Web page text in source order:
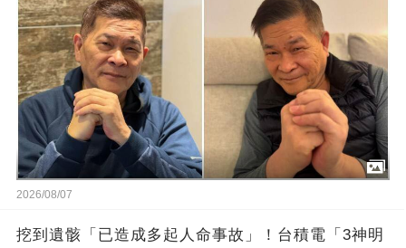
2026/08/07
挖到遺骸「已造成多起人命事故」！台積電「3神明